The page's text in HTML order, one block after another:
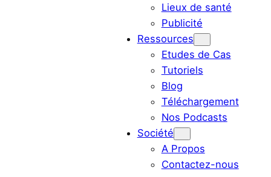
Lieux de santé
Publicité
Ressources
Etudes de Cas
Tutoriels
Blog
Téléchargement
Nos Podcasts
Société
A Propos
Contactez-nous